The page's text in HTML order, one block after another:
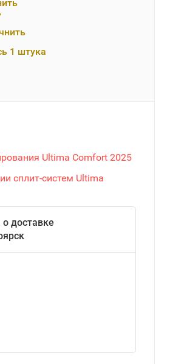
1 штука
Ultima Comfort 2025
сплит-систем Ultima
доставке